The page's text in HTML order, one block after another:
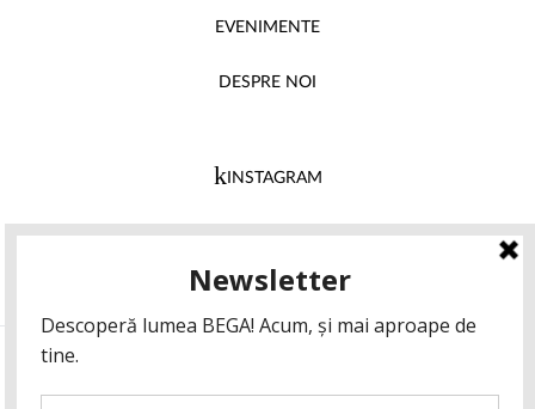
EVENIMENTE
DESPRE NOI
INSTAGRAM
FACEBOOK